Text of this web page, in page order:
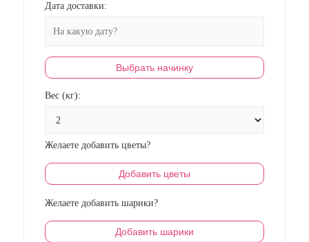
Дата доставки:
Выбрать начинку
Вес (кг):
Желаете добавить цветы?
Добавить цветы
Желаете добавить шарики?
Добавить шарики